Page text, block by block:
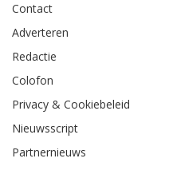
Contact
Adverteren
Redactie
Colofon
Privacy & Cookiebeleid
Nieuwsscript
Partnernieuws